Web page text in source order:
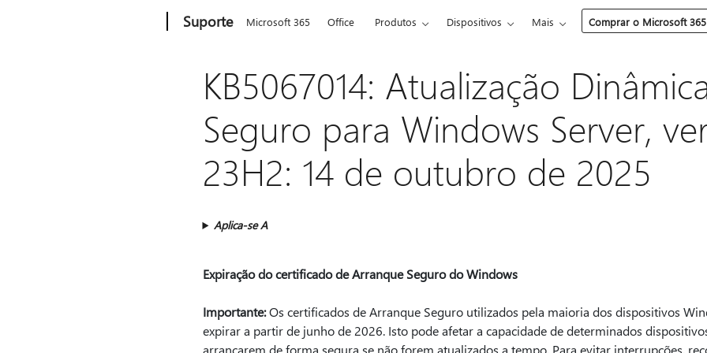
Suporte Microsoft 365 Office Produtos Dispositivos Mais Comprar o Microsoft 365
KB5067014: Atualização
Seguro para Windows Server,
23H2: 14 de outubro de 2025
Aplica-se A
Expiração do certificado de Arranque Seguro do Windows
Importante:Os certificados de Arranque Seguro utilizados pela maioria dos dispositivos
expirar a partir de junho de 2026. Isto pode afetar a capacidade de determinados
arrancarem de forma segura se não forem atualizados a tempo. Para evitar interrupções,